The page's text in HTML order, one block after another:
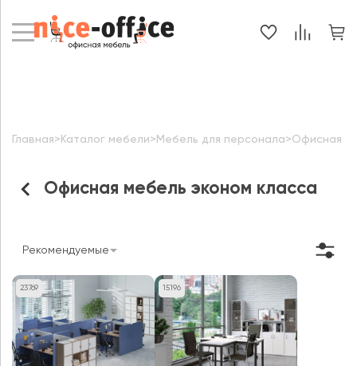
Офисная мебель эконом класса
Главная> Каталог мебели> Мебель для персонала>Офисная
Рекомендуемые
23769 15196